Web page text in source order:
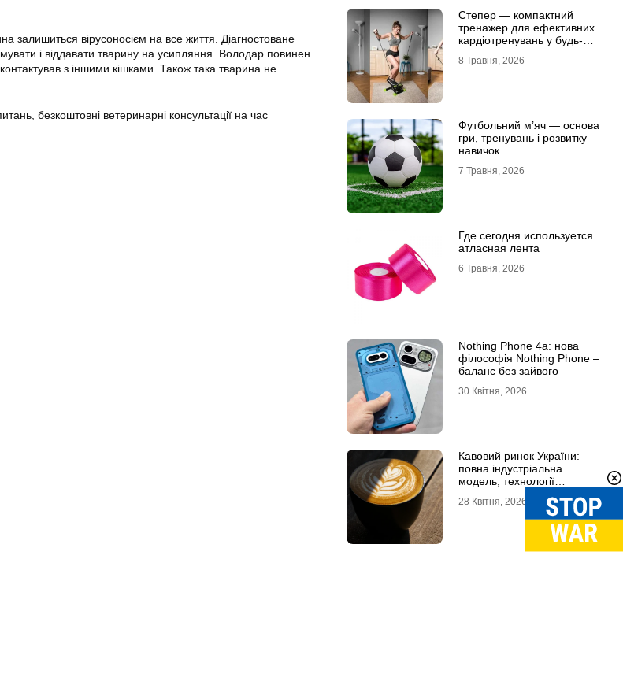
залишиться вірусоносієм на все життя. Діагностоване
і віддавати тварину на усипляння. Володар повинен
з іншими кішками. Також така тварина не
безкоштовні ветеринарні консультації на час
Степер — компактний
тренажер для ефективних
кардіотренувань у будь-
8 Травня, 2026
Футбольний м’яч — основа
гри, тренувань і розвитку
навичок
7 Травня, 2026
Где сегодня используется
атласная лента
6 Травня, 2026
Nothing Phone 4a: нова
філософія Nothing Phone –
баланс без зайвого
30 Квітня, 2026
Кавовий ринок України:
повна індустріальна
модель, технології
споживчі тренди
28 Квітня, 2026